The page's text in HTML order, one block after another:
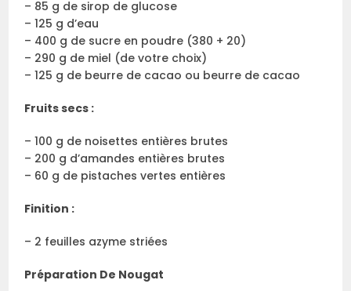
– 85 g de sirop de glucose
– 125 g d’eau
– 400 g de sucre en poudre (380 + 20)
– 290 g de miel (de votre choix)
– 125 g de beurre de cacao ou beurre de cacao
Fruits secs :
– 100 g de noisettes entières brutes
– 200 g d’amandes entières brutes
– 60 g de pistaches vertes entières
Finition :
– 2 feuilles azyme striées
Préparation De Nougat